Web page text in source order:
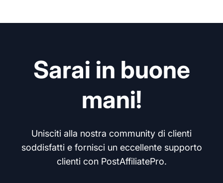
Sarai in buone
mani!
Unisciti alla nostra community di clienti
soddisfatti e fornisci un eccellente supporto
clienti con PostAffiliatePro.